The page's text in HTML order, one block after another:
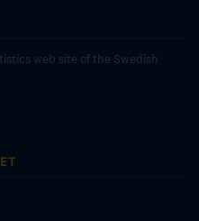
web site of the Swedish